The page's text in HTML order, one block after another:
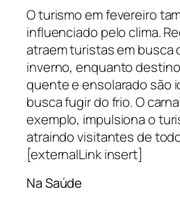
O turismo em fevereiro
influenciado pelo clima.
atraem turistas em busca
inverno, enquanto
quente e ensolarado são
busca fugir do frio. O
exemplo, impulsiona o
atraindo visitantes de
[externalLink insert]
Na Saúde